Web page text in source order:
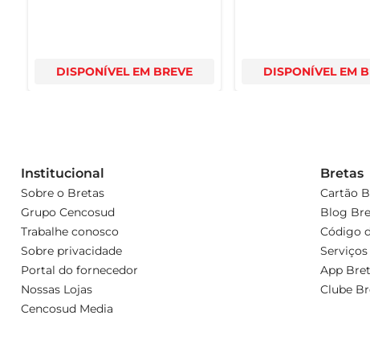
DISPONÍVEL EM BREVE DISPONÍVEL EM
Institucional
Sobre o Bretas
Grupo Cencosud
Trabalhe conosco
Sobre privacidade
Portal do fornecedor
Nossas Lojas
Cencosud Media
Bretas
Cartão
Blog
Código
Serviços
App
Clube